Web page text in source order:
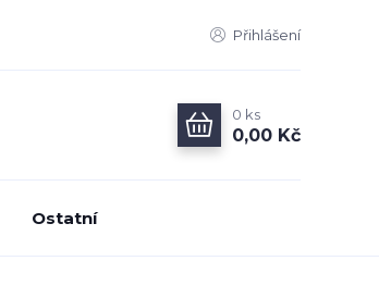
Přihlášení
0 ks
0,00 Kč
Ostatní